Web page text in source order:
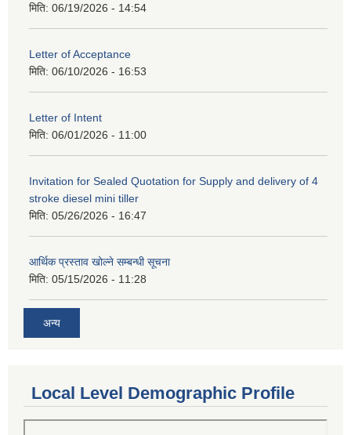
मिति: 06/19/2026 - 14:54
Letter of Acceptance
मिति: 06/10/2026 - 16:53
Letter of Intent
मिति: 06/01/2026 - 11:00
Invitation for Sealed Quotation for Supply and delivery of 4
stroke diesel mini tiller
मिति: 05/26/2026 - 16:47
आर्थिक प्रस्ताव खोल्ने सम्बन्धी सूचना
मिति: 05/15/2026 - 11:28
अन्य
Local Level Demographic Profile